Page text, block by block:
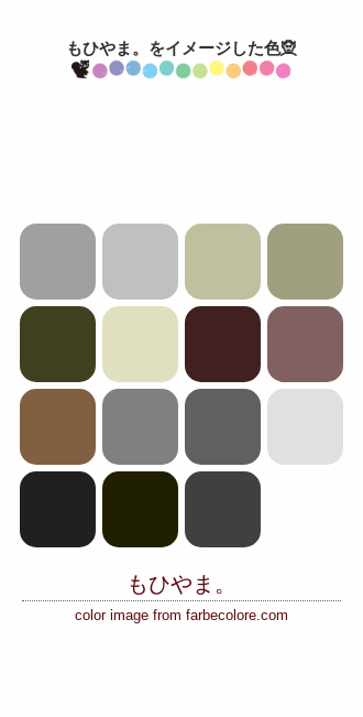
もひやま。をイメージした色🧝
もひやま。
color image from farbecolore.com